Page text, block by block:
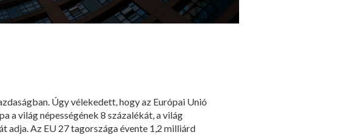
Úgy vélekedett, hogy az Európai Unió
a világ népességének 8 százalékát, a világ
adja. Az EU 27 tagországa évente 1,2 milliárd